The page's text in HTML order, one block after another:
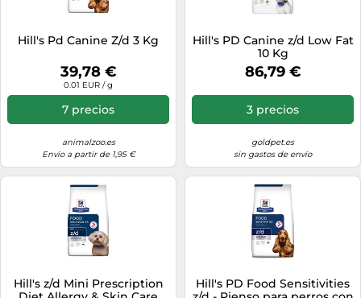
Hill's Pd Canine Z/d 3 Kg
39,78 €
0.01 EUR / g
7 precios
animalzoo.es
Envío a partir de 1,95 €
Hill's PD Canine z/d Low Fat
10 Kg
86,79 €
3 precios
goldpet.es
sin gastos de envío
Hill's z/d Mini Prescription
Hill's PD Food Sensitivities